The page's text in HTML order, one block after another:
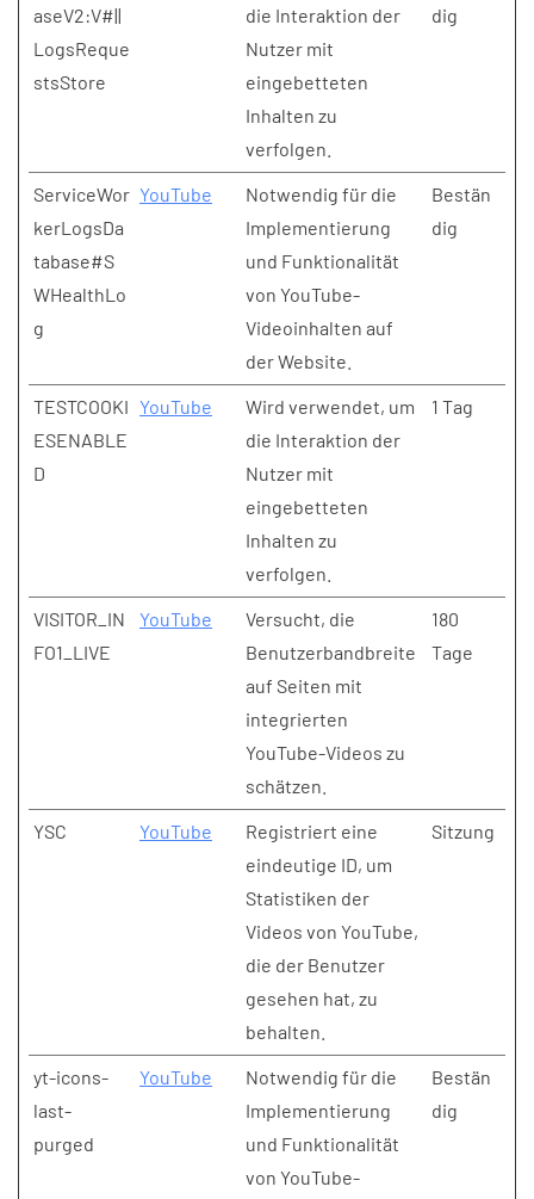
aseV2:V#||
LogsReque
stsStore
die Interaktion der
Nutzer mit
eingebetteten
Inhalten zu
verfolgen.
dig
ServiceWor
kerLogsDa
tabase#S
WHealthLo
g
YouTube
Notwendig für die
Implementierung
und Funktionalität
von YouTube-
Videoinhalten auf
der Website.
Bestän
dig
TESTCOOKI
ESENABLE
D
YouTube
Wird verwendet, um
die Interaktion der
Nutzer mit
eingebetteten
Inhalten zu
verfolgen.
1 Tag
VISITOR_IN
FO1_LIVE
YouTube
Versucht, die
Benutzerbandbreite
auf Seiten mit
integrierten
YouTube-Videos zu
schätzen.
180
Tage
YSC YouTube
Registriert eine
eindeutige ID, um
Statistiken der
Videos von YouTube,
die der Benutzer
gesehen hat, zu
behalten.
Sitzung
yt-icons-
last-
purged
YouTube
Notwendig für die
Implementierung
und Funktionalität
von YouTube-
Bestän
dig